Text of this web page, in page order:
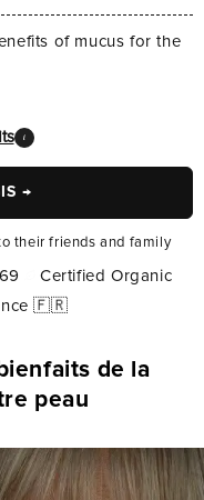
of mucus for the
i
→
their friends and family
Certified Organic
🇫🇷
de la
peau